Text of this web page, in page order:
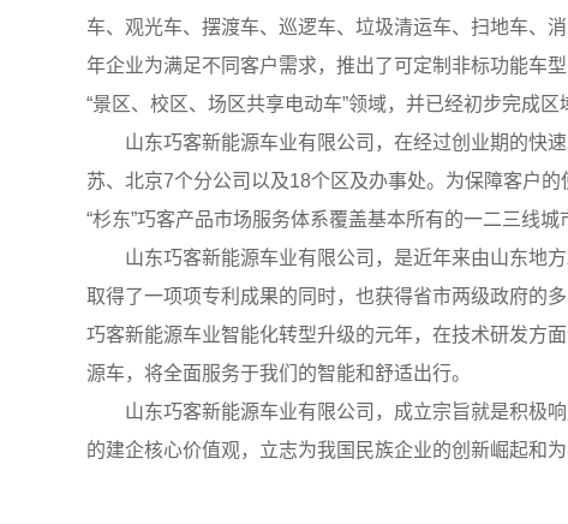
车、观光车、摆渡车、巡逻车、垃圾清运车、扫地车、
年企业为满足不同客户需求，推出了可定制非标功能车
“景区、校区、场区共享电动车”领域，并已经初步完成
山东巧客新能源车业有限公司，在经过创业期的快速
苏、北京7个分公司以及18个区及办事处。为保障客户
“杉东”巧客产品市场服务体系覆盖基本所有的一二三线城
山东巧客新能源车业有限公司，是近年来由山东地方
取得了一项项专利成果的同时，也获得省市两级政府的
巧客新能源车业智能化转型升级的元年，在技术研发方
源车，将全面服务于我们的智能和舒适出行。
山东巧客新能源车业有限公司，成立宗旨就是积极响
的建企核心价值观，立志为我国民族企业的创新崛起和